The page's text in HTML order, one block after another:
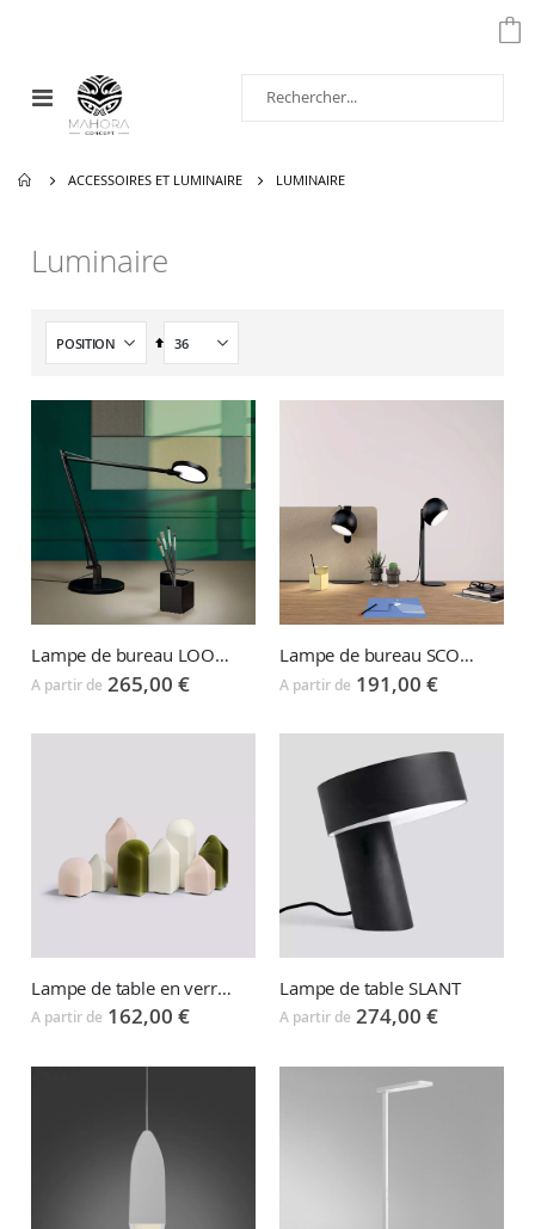
Affichage
navigation
ACCESSOIRES ET LUMINAIRE LUMINAIRE
Luminaire
Par
ordre
Lampe de bureau LOOLA
A partir de 265,00 €
Lampe de bureau SCOOP
A partir de 191,00 €
Lampe de table en verre PARADE
A partir de 162,00 €
Lampe de table SLANT
A partir de 274,00 €